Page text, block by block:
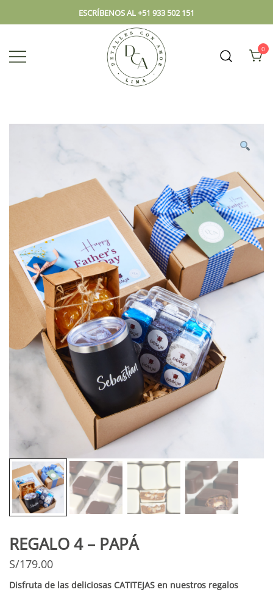
ESCRÍBENOS AL +51 933 502 151
lugar.
0
REGALO 4 – PAPÁ
S/179.00
Disfruta de las deliciosas CATITEJAS en nuestros regalos